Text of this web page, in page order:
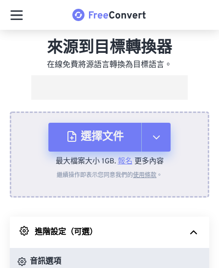
來源到目標轉換器
在線免費將源語言轉換為目標語言。
選擇文件
來自裝置
來自 Google 雲端硬碟
最大檔案大小 1GB.報名更多內容
繼續操作即表示您同意我們的使用條款 。
進階設定（可選）
音訊選項